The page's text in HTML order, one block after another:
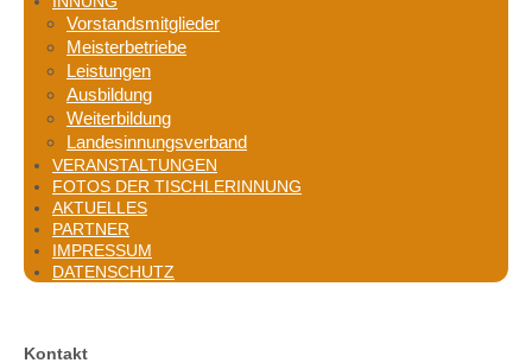
Vorstandsmitglieder
Meisterbetriebe
Leistungen
Ausbildung
Weiterbildung
Landesinnungsverband
VERANSTALTUNGEN
FOTOS DER TISCHLERINNUNG
AKTUELLES
PARTNER
IMPRESSUM
DATENSCHUTZ
Kontakt